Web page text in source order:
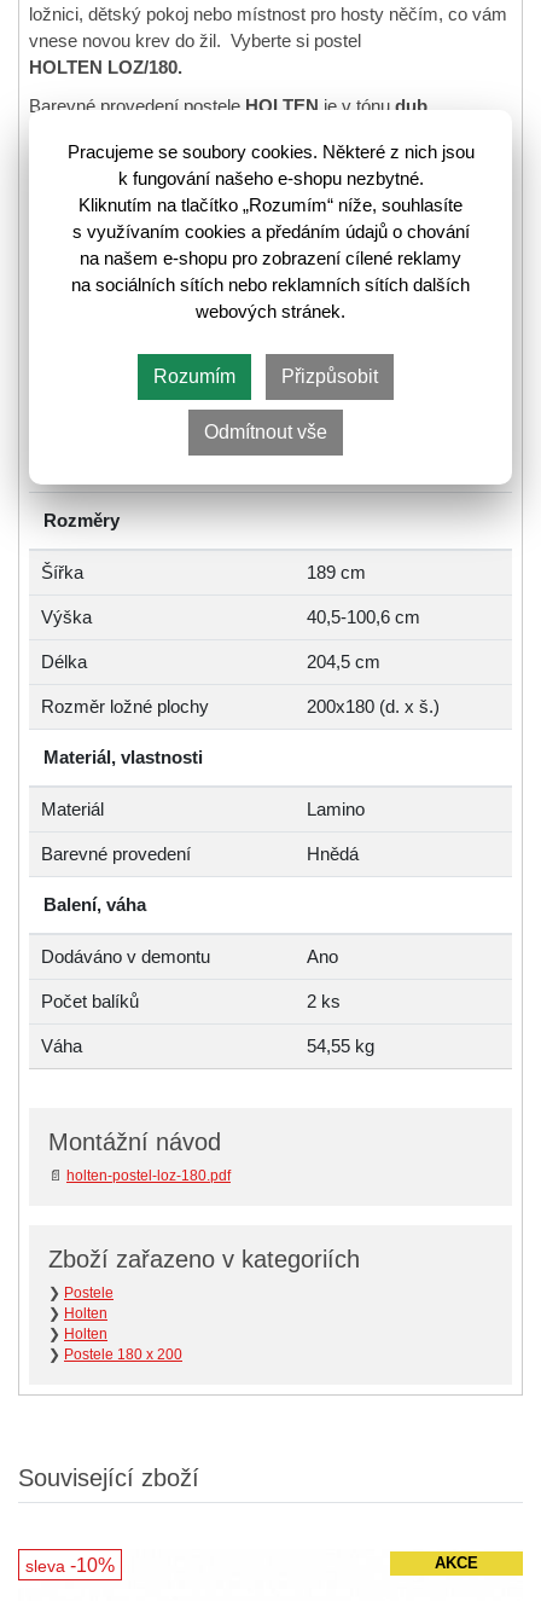
ložnici, dětský pokoj nebo místnost pro hosty něčím, co vám
vnese novou krev do žil. Vyberte si postel
HOLTEN LOZ/180.
Barevné provedení postele HOLTEN je v tónu dub
Postel je určená pro matrace a rošty o rozměrech
nebo matrace2x 90 x 200 cm.
Nosnost postele je 2x 100 Kg.
Kolekce nábytku HOLTEN
nabízí výrazný, masivní dřevěný
povrch s kombinací bílého lesku na předních plochách
moderní uspořádání interiéru.
najdete v naší nabídce (související zboží), takže
Rozměry
Šířka 189 cm
Výška 40,5-100,6 cm
Délka 204,5 cm
Rozměr ložné plochy 200x180 (d. x š.)
Materiál, vlastnosti
Materiál Lamino
Barevné provedení Hnědá
Balení, váha
Dodáváno v demontu Ano
Počet balíků 2 ks
Váha 54,55 kg
Montážní návod
📄 holten-postel-loz-180.pdf
Zboží zařazeno v kategoriích
❯ Postele
❯ Holten
❯ Holten
❯ Postele 180 x 200
Související zboží
AKCE
sleva -10%
Pracujeme se soubory cookies. Některé z nich jsou
k fungování našeho e-shopu nezbytné.
Kliknutím na tlačítko „Rozumím“ níže, souhlasíte
s využívaním cookies a předáním údajů o chování
na našem e-shopu pro zobrazení cílené reklamy
na sociálních sítích nebo reklamních sítích dalších
webových stránek.
Rozumím Přizpůsobit
Odmítnout vše